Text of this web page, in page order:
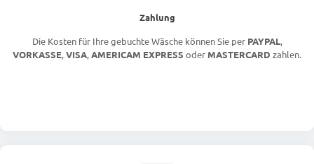
Zahlung
Die Kosten für Ihre gebuchte Wäsche können Sie per PAYPAL,
VORKASSE,VISA,AMERICAM EXPRESS oder MASTERCARD zahlen.